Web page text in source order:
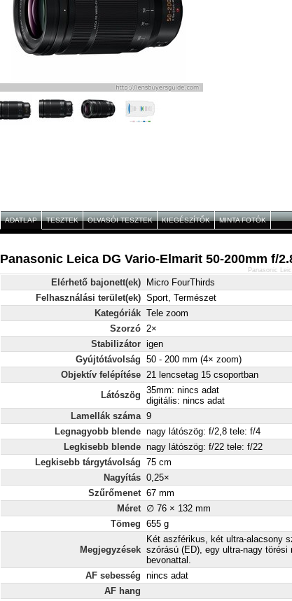
ADATLAP TESZTEK OLVASÓI TESZTEK KIEGÉSZÍTŐK MINTA FOTÓK
Panasonic Leica DG Vario-Elmarit 50-200mm f/
Elérhető bajonett(ek)
Micro FourThirds
Felhasználási terület(ek) Sport, Természet
Kategóriák Tele zoom
Szorzó 2×
Stabilizátor igen
Gyújtótávolság 50 - 200 mm (4× zoom)
Objektív felépítése 21 lencsetag 15 csoportban
Látószög 35mm: nincs adat
digitális: nincs adat
Lamellák száma 9
Legnagyobb blende nagy látószög: f/2,8 tele: f/4
Legkisebb blende nagy látószög: f/22 tele: f/22
Legkisebb tárgytávolság 75 cm
Nagyítás 0,25×
Szűrőmenet 67 mm
Méret ∅ 76 × 132 mm
Tömeg 655 g
Megjegyzések
Két aszférikus, két ultra-alacsony
szórású (ED), egy ultra-nagy
bevonattal.
AF sebesség nincs adat
AF hang
Panasonic